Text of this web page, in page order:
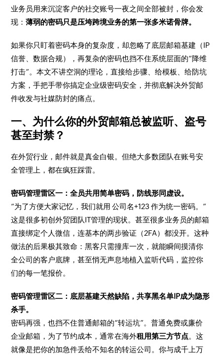
业务员用来沉淀客户的社交账号一夜之间全部被封，你会发
现：薄弱的密码只是压垮跨境业务的第一张多米诺骨牌。
如果你只盯着密码本身的复杂度，却忽略了底层邮箱基建（IP
信誉、数据合规），再复杂的密码也挡不住系统层面的“降维
打击”。本文不讲空洞的理论，直接给步骤、给模板、给防坑
方案，手把手带你搞定企业级密码安全，并彻底解决外贸邮
件收发与社媒防封的痛点。
一、为什么你的外贸邮箱总被监听、盗号
甚至封禁？
在外贸行业，邮件就是真金白银。但绝大多数团队在账号安
全管理上，都在疯狂踩雷。
密码管理雷区一：全员共用简单密码，防线形同虚设。
“为了方便大家记忆，我们就用 公司名+123 作为统一密码。”
这是很多初创外贸团队IT管理的现状。甚至很多业务员的邮箱
直接绑定个人微信，连基本的两步验证（2FA）都没开。这种
做法的后果极其致命：黑客只需撞库一次，就能瞬间摸清你
全公司的客户底牌，甚至悄无声息地植入监听代码，监控你
们的每一笔报价。
密码管理雷区二：底层基建天然缺陷，共享黑名单IP成为隐形
杀手。
密码再强，也挡不住普通邮箱的“转运坑”。普通免费或廉价
企业邮箱，为了节约成本，通常在海外租用第三方节点。这
就像是把你的加急件丢给不知名的转运公司。你与成千上万